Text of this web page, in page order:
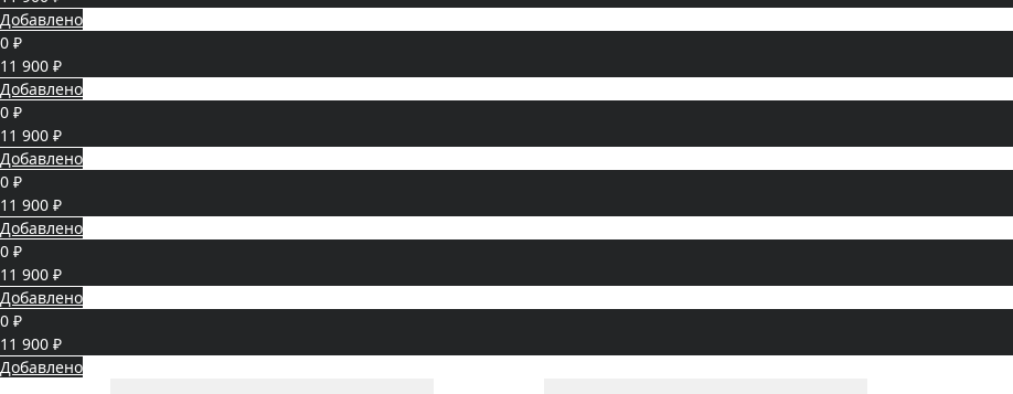
Добавлено
0 ₽
11 900 ₽
Добавлено
0 ₽
11 900 ₽
Добавлено
0 ₽
11 900 ₽
Добавлено
0 ₽
11 900 ₽
Добавлено
0 ₽
11 900 ₽
Добавлено